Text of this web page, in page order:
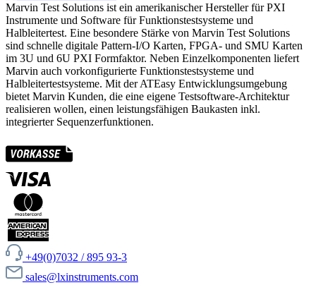
Marvin Test Solutions ist ein amerikanischer Hersteller für PXI
Instrumente und Software für Funktionstestsysteme und
Halbleitertest. Eine besondere Stärke von Marvin Test Solutions
sind schnelle digitale Pattern-I/O Karten, FPGA- und SMU Karten
im 3U und 6U PXI Formfaktor. Neben Einzelkomponenten liefert
Marvin auch vorkonfigurierte Funktionstestsysteme und
Halbleitertestsysteme. Mit der ATEasy Entwicklungsumgebung
bietet Marvin Kunden, die eine eigene Testsoftware-Architektur
realisieren wollen, einen leistungsfähigen Baukasten inkl.
integrierter Sequenzerfunktionen.
+49(0)7032 / 895 93-3
sales@lxinstruments.com